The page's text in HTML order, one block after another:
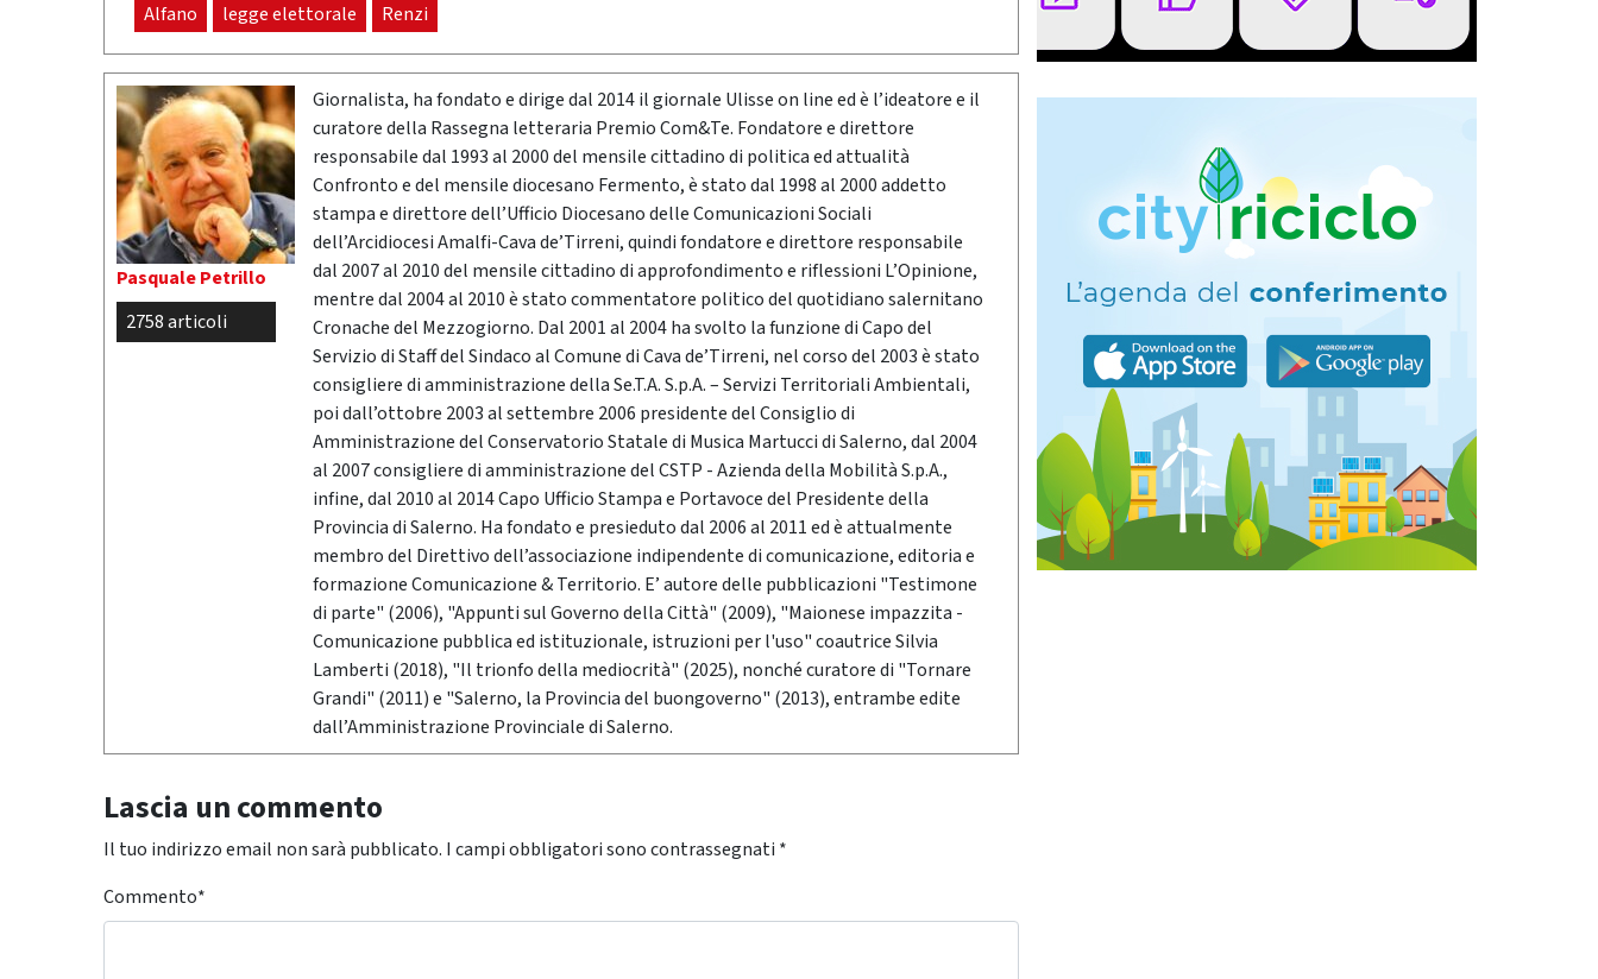
Alfano legge elettorale Renzi
Pasquale Petrillo
2758 articoli
Giornalista, ha fondato e dirige dal 2014 il giornale Ulisse on line ed è l’ideatore e il
curatore della Rassegna letteraria Premio Com&Te. Fondatore e direttore
responsabile dal 1993 al 2000 del mensile cittadino di politica ed attualità
Confronto e del mensile diocesano Fermento, è stato dal 1998 al 2000 addetto
stampa e direttore dell’Ufficio Diocesano delle Comunicazioni Sociali
dell’Arcidiocesi Amalfi-Cava de’Tirreni, quindi fondatore e direttore responsabile
dal 2007 al 2010 del mensile cittadino di approfondimento e riflessioni L’Opinione,
mentre dal 2004 al 2010 è stato commentatore politico del quotidiano salernitano
Cronache del Mezzogiorno. Dal 2001 al 2004 ha svolto la funzione di Capo del
Servizio di Staff del Sindaco al Comune di Cava de’Tirreni, nel corso del 2003 è stato
consigliere di amministrazione della Se.T.A. S.p.A. – Servizi Territoriali Ambientali,
poi dall’ottobre 2003 al settembre 2006 presidente del Consiglio di
Amministrazione del Conservatorio Statale di Musica Martucci di Salerno, dal 2004
al 2007 consigliere di amministrazione del CSTP - Azienda della Mobilità S.p.A.,
infine, dal 2010 al 2014 Capo Ufficio Stampa e Portavoce del Presidente della
Provincia di Salerno. Ha fondato e presieduto dal 2006 al 2011 ed è attualmente
membro del Direttivo dell’associazione indipendente di comunicazione, editoria e
formazione Comunicazione & Territorio. E’ autore delle pubblicazioni "Testimone
di parte" (2006), "Appunti sul Governo della Città" (2009), "Maionese impazzita -
Comunicazione pubblica ed istituzionale, istruzioni per l'uso" coautrice Silvia
Lamberti (2018), "Il trionfo della mediocrità" (2025), nonché curatore di "Tornare
Grandi" (2011) e "Salerno, la Provincia del buongoverno" (2013), entrambe edite
dall’Amministrazione Provinciale di Salerno.
Lascia un commento
Il tuo indirizzo email non sarà pubblicato. I campi obbligatori sono contrassegnati *
Commento*